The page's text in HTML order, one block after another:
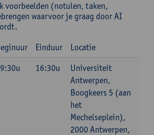
voorbeelden (notulen, taken,
waarvoor je graag door AI
Einduur
Locatie
16:30u
Universiteit
Antwerpen,
Boogkeers 5 (aan
het
Mechelseplein),
2000 Antwerpen,